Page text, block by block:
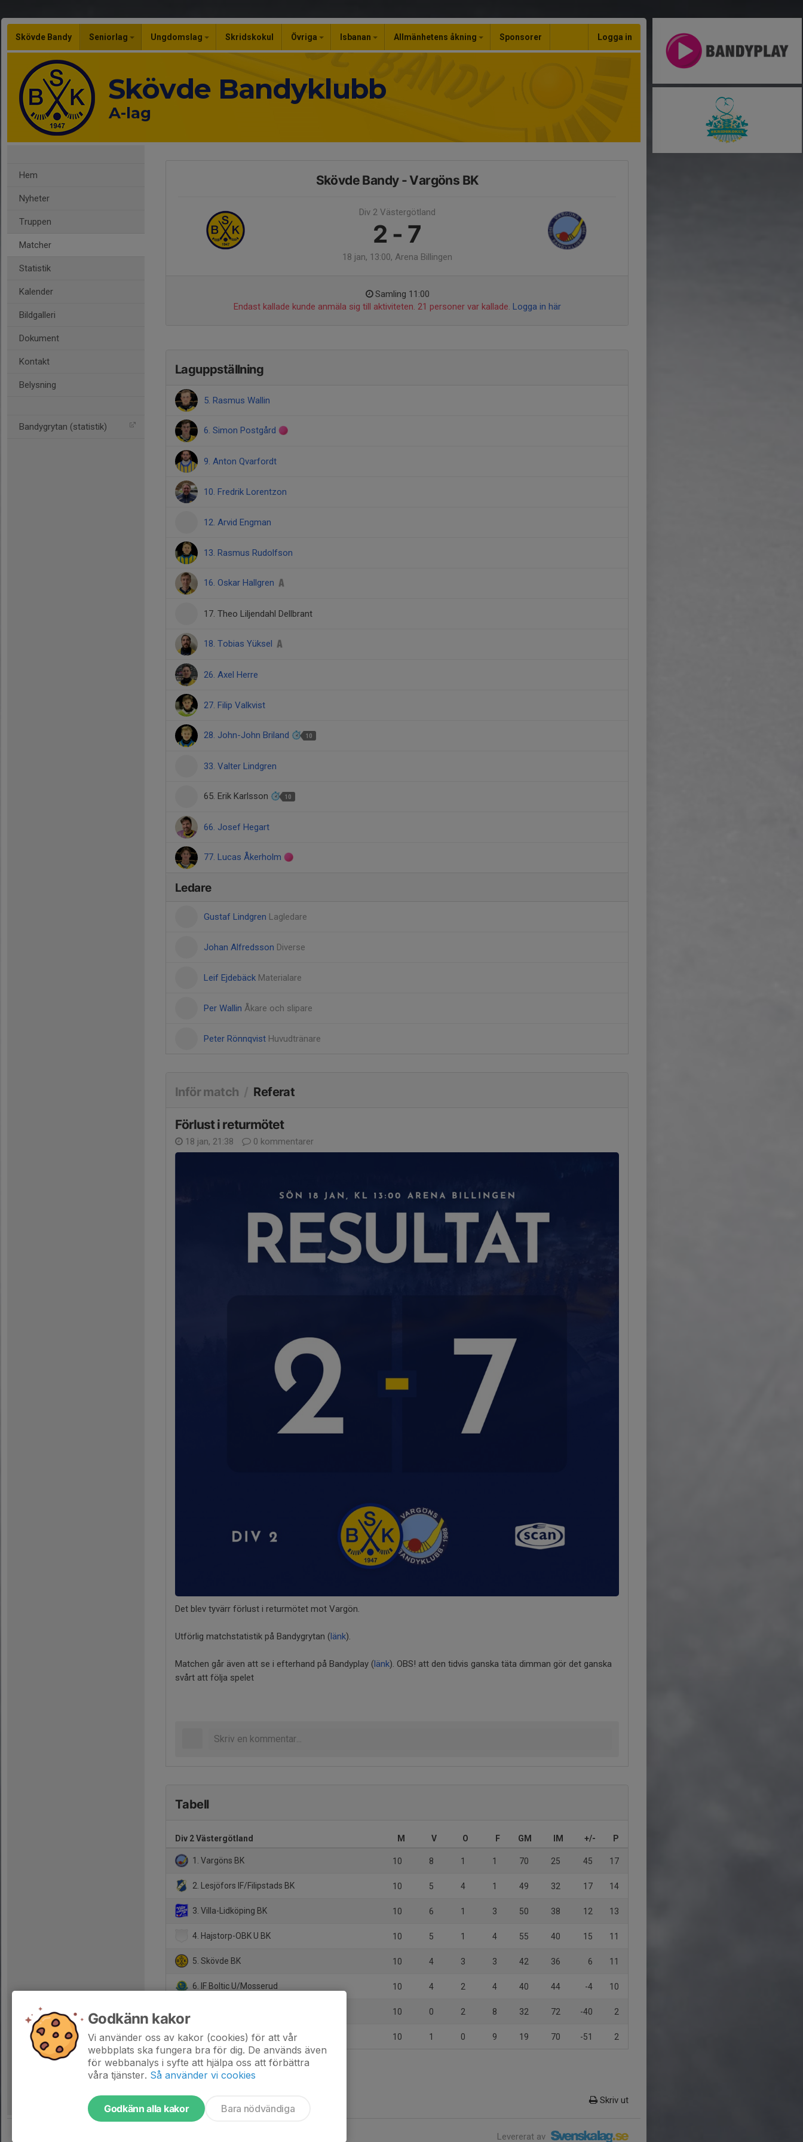
Skövde Bandy Seniorlag Ungdomslag Skridskokul Övriga Isbanan Allmänhetens åkning Sponsorer Logga in
Skövde Bandyklubb
A-lag
Hem
Nyheter
Truppen
Matcher
Statistik
Kalender
Bildgalleri
Dokument
Kontakt
Belysning
Bandygrytan (statistik)
Skövde Bandy - Vargöns BK
Div 2 Västergötland
2 - 7
18 jan, 13:00, Arena Billingen
Samling 11:00
Endast kallade kunde anmäla sig till aktiviteten. 21 personer var kallade. Logga in här
Laguppställning
5. Rasmus Wallin
6. Simon Postgård
9. Anton Qvarfordt
10. Fredrik Lorentzon
12. Arvid Engman
13. Rasmus Rudolfson
16. Oskar Hallgren
17. Theo Liljendahl Dellbrant
18. Tobias Yüksel
26. Axel Herre
27. Filip Valkvist
28. John-John Briland 10
33. Valter Lindgren
65. Erik Karlsson 10
66. Josef Hegart
77. Lucas Åkerholm
Ledare
Gustaf Lindgren Lagledare
Johan Alfredsson Diverse
Leif Ejdebäck Materialare
Per Wallin Åkare och slipare
Peter Rönnqvist Huvudtränare
Inför match Referat
Förlust i returmötet
18 jan, 21:38 0 kommentarer
Det blev tyvärr förlust i returmötet mot Vargön.
Utförlig matchstatistik på Bandygrytan (länk).
Matchen går även att se i efterhand på Bandyplay (länk). OBS! att den tidvis ganska täta dimman gör det ganska
svårt att följa spelet
Tabell
Div 2 Västergötland M V O F GM IM +/- P
1. Vargöns BK 10 8 1 1 70 25 45 17
2. Lesjöfors IF/Filipstads BK 10 5 4 1 49 32 17 14
3. Villa-Lidköping BK 10 6 1 3 50 38 12 13
4. Hajstorp-OBK U BK 10 5 1 4 55 40 15 11
5. Skövde BK 10 4 3 3 42 36 6 11
6. IF Boltic U/Mosserud 10 4 2 4 40 44 -4 10
10 0 2 8 32 72 -40 2
8. IK Vikings BK 10 1 0 9 19 70 -51 2
Skriv ut
Levererat av
Godkänn kakor
Vi använder oss av kakor (cookies) för att vår
webbplats ska fungera bra för dig. De används även
för webbanalys i syfte att hjälpa oss att förbättra
våra tjänster. Så använder vi cookies
Godkänn alla kakor Bara nödvändiga